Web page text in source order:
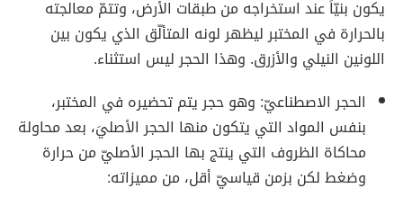
يكون بنيّاً عند استخراجه من طبقات الأرض، وتتمّ معالجته
بالحرارة في المختبر ليظهر لونه المتألّق الذي يكون بين
اللونين النيلي والأزرق. وهذا الحجر ليس استثناء.
الحجر الاصطناعيّ: وهو حجر يتم تحضيره في المختبر،
بنفس المواد التي يتكون منها الحجر الأصليَ، بعد محاولة
محاكاة الظروف التي ينتج بها الحجر الأصليّ من حرارة
وضغط لكن بزمن قياسيّ أقل، من مميزاته: